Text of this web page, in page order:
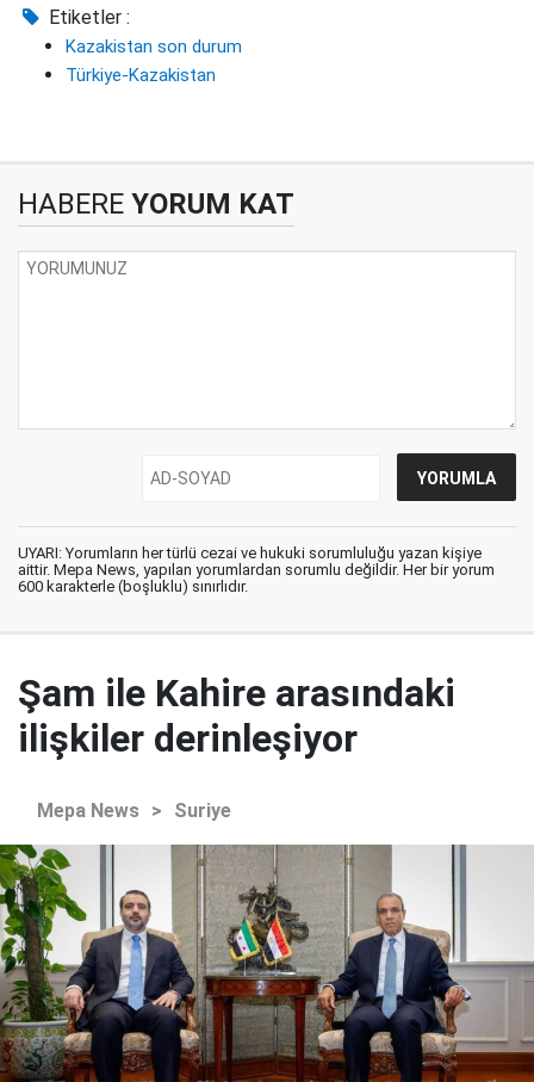
Etiketler :
Kazakistan son durum
Türkiye-Kazakistan
HABERE YORUM KAT
UYARI: Yorumların her türlü cezai ve hukuki sorumluluğu yazan kişiye
aittir. Mepa News, yapılan yorumlardan sorumlu değildir. Her bir yorum
600 karakterle (boşluklu) sınırlıdır.
Şam ile Kahire arasındaki
ilişkiler derinleşiyor
Mepa News > Suriye